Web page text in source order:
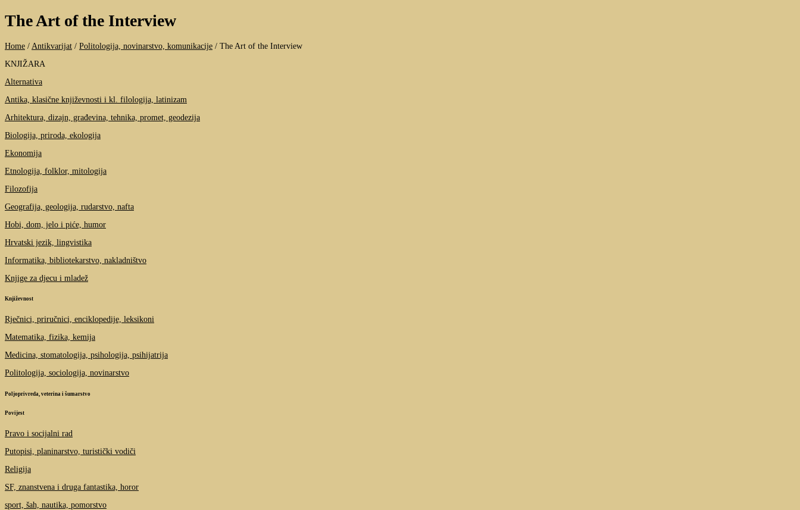
The Art of the Interview
Home / Antikvarijat / Politologija, novinarstvo, komunikacije / The Art of the Interview
KNJIŽARA
Alternativa
Antika, klasične književnosti i kl. filologija, latinizam
Arhitektura, dizajn, građevina, tehnika, promet, geodezija
Biologija, priroda, ekologija
Ekonomija
Etnologija, folklor, mitologija
Filozofija
Geografija, geologija, rudarstvo, nafta
Hobi, dom, jelo i piće, humor
Hrvatski jezik, lingvistika
Informatika, bibliotekarstvo, nakladništvo
Knjige za djecu i mladež
Književnost
Rječnici, priručnici, enciklopedije, leksikoni
Matematika, fizika, kemija
Medicina, stomatologija, psihologija, psihijatrija
Politologija, sociologija, novinarstvo
Poljoprivreda, veterina i šumarstvo
Povijest
Pravo i socijalni rad
Putopisi, planinarstvo, turistički vodiči
Religija
SF, znanstvena i druga fantastika, horor
sport, šah, nautika, pomorstvo